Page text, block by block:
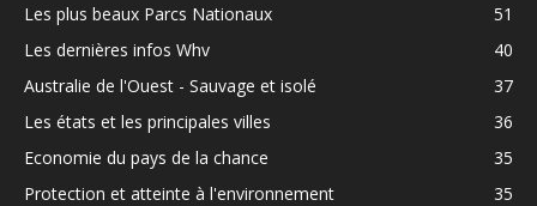
Les plus beaux Parcs Nationaux
51
Les dernières infos Whv
40
Australie de l'Ouest - Sauvage et isolé
37
Les états et les principales villes
36
Economie du pays de la chance
35
Protection et atteinte à l'environnement
35